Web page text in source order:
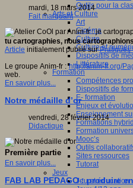
Outils pour la
Arts et Culture
Art
Cinéma
Culture
Culture et
Dispositifs de
Littérature
Formation
Compétences
Dispositifs de
E- formation
Enjeux et
Enseignement
Formations
Formation
Mooc’s
Outils
Sites ressources
Tutorat
Jeux
Jeu et éducation
mardi, 18 mars 2014
Fait marquant
tu cartographies, nous
Article initialement publié surPratiques
Le groupe Anim-fr :http://anim-fr.org/
web.
En savoir plus...
Notre médaille d’or
vendredi, 28 février 2014
Didactique
Première partie
En savoir plus...
FAB LAB PEDAGO : produire